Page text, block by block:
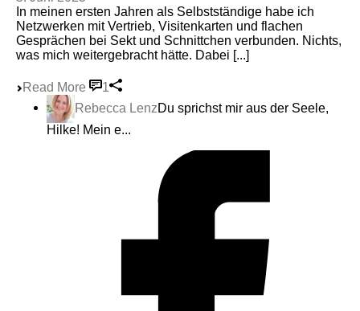
In meinen ersten Jahren als Selbstständige habe ich
Netzwerken mit Vertrieb, Visitenkarten und flachen
Gesprächen bei Sekt und Schnittchen verbunden. Nichts,
was mich weitergebracht hätte. Dabei [...]
Read More
1
Rebecca LenzDu sprichst mir aus der Seele,
Hilke! Mein e...